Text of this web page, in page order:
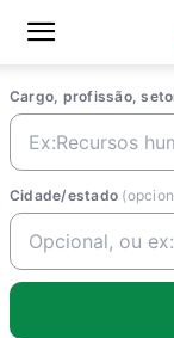
Cargo, profissão,
Cidade/estado